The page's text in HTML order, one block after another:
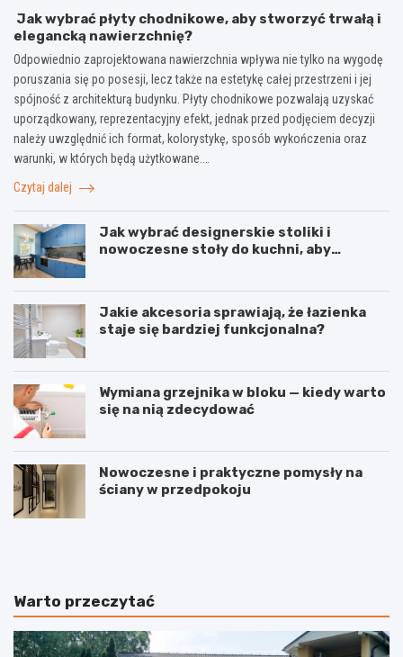
Jak wybrać płyty chodnikowe, aby stworzyć trwałą i
elegancką nawierzchnię?
Odpowiednio zaprojektowana nawierzchnia wpływa nie tylko na wygodę
poruszania się po posesji, lecz także na estetykę całej przestrzeni i jej
spójność z architekturą budynku. Płyty chodnikowe pozwalają uzyskać
uporządkowany, reprezentacyjny efekt, jednak przed podjęciem decyzji
należy uwzględnić ich format, kolorystykę, sposób wykończenia oraz
warunki, w których będą użytkowane.…
Czytaj dalej
Jak wybrać designerskie stoliki i
nowoczesne stoły do kuchni, aby
Jakie akcesoria sprawiają, że łazienka
staje się bardziej funkcjonalna?
Wymiana grzejnika w bloku — kiedy warto
się na nią zdecydować
Nowoczesne i praktyczne pomysły na
ściany w przedpokoju
J
u
t
e
c
I
t
o
w
a
Warto przeczytać